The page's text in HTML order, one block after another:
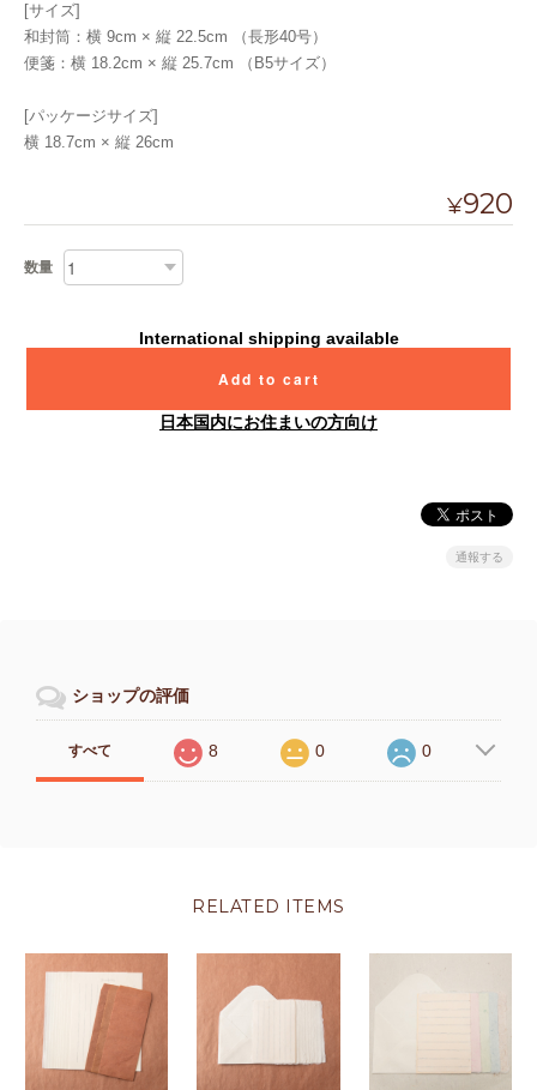
[サイズ]
和封筒：横 9cm × 縦 22.5cm （長形40号）
便箋：横 18.2cm × 縦 25.7cm （B5サイズ）
[パッケージサイズ]
横 18.7cm × 縦 26cm
¥920
数量
International shipping available
Add to cart
日本国内にお住まいの方向け
通報する
ショップの評価
すべて 8 0 0
RELATED ITEMS